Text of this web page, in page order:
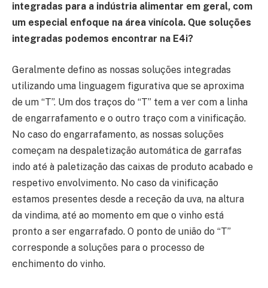
integradas para a indústria alimentar em geral, com
um especial enfoque na área vinícola. Que soluções
integradas podemos encontrar na E4i?
Geralmente defino as nossas soluções integradas
utilizando uma linguagem figurativa que se aproxima
de um “T”. Um dos traços do “T” tem a ver com a linha
de engarrafamento e o outro traço com a vinificação.
No caso do engarrafamento, as nossas soluções
começam na despaletização automática de garrafas
indo até à paletização das caixas de produto acabado e
respetivo envolvimento. No caso da vinificação
estamos presentes desde a receção da uva, na altura
da vindima, até ao momento em que o vinho está
pronto a ser engarrafado. O ponto de união do “T”
corresponde a soluções para o processo de
enchimento do vinho.